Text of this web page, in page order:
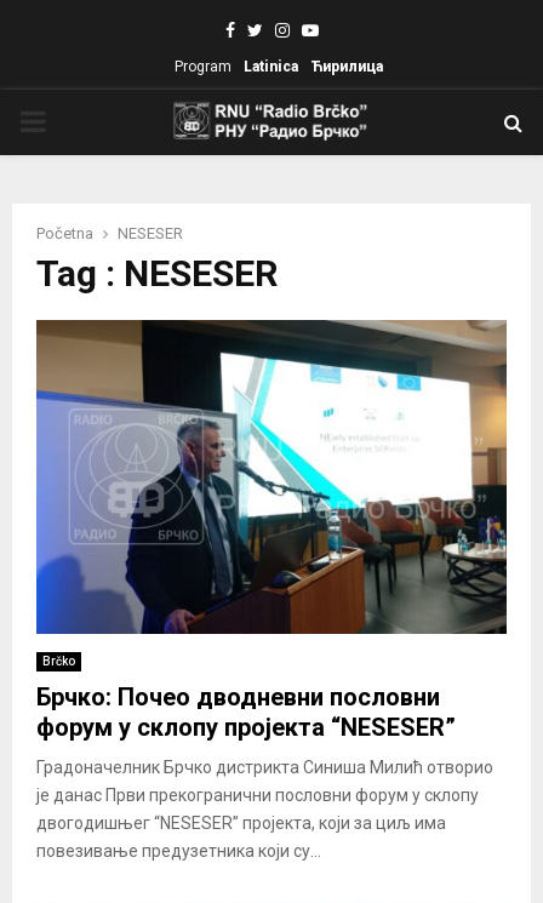
Facebook
TwitterInstagram
Youtube
Program Latinica Ћирилица
Početna NESESER
Tag : NESESER
Brčko
Брчко: Почео дводневни пословни
форум у склопу пројекта “NESESER”
Градоначелник Брчко дистрикта Синиша Милић отворио
је данас Први прекогранични пословни форум у склопу
двогодишњег “NESESER” пројекта, који за циљ има
повезивање предузетника који су...